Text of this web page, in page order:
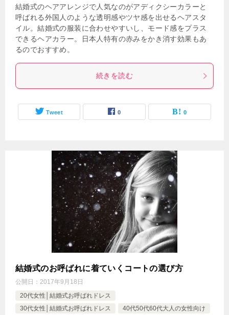
結婚式のヘアアレンジで人気なのがアディクシーカラーと
呼ばれる外国人のような透明感やツヤ感を出せるヘアスタ
イル。結婚式の服装に合わせやすいし、モード感をプラス
できるヘアカラー。日本人特有の赤みをかき消す効果もあ
るのでおすすめ。
続きを読む
Tweet 0 0
結婚式のお呼ばれに着ていくコートの選び方
公開日： 2017年9月18日
20代女性│結婚式お呼ばれドレス
30代女性│結婚式お呼ばれドレス
40代50代60代大人の女性向け